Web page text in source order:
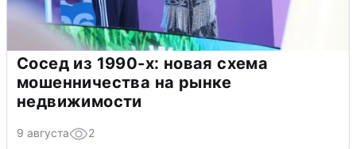
Сосед из 1990-х: новая схема
мошенничества на рынке
недвижимости
9 августа 2